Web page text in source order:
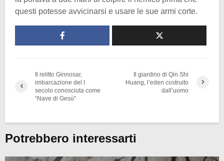
questi potesse avvicinarsi e usare le sue armi corte.
Il relitto Ginnosar,
imbarcazione del I
secolo conosciuta come
“Nave di Gesù”
Il giardino di Qin Shi
Huang, l’eden costruito
dall’uomo
Potrebbero interessarti